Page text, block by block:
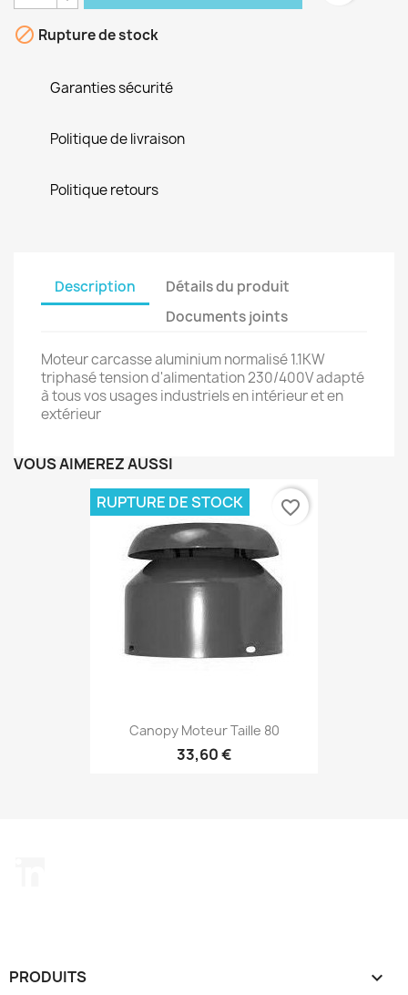
 Rupture de stock
Garanties sécurité
Politique de livraison
Politique retours
Description
Détails du produit
Documents joints
Moteur carcasse aluminium normalisé 1.1KW
triphasé tension d'alimentation 230/400V adapté
à tous vos usages industriels en intérieur et en
extérieur
VOUS AIMEREZ AUSSI
Canopy Moteur Taille 80
33,60 €
RUPTURE DE STOCK favorite_border
PRODUITS 